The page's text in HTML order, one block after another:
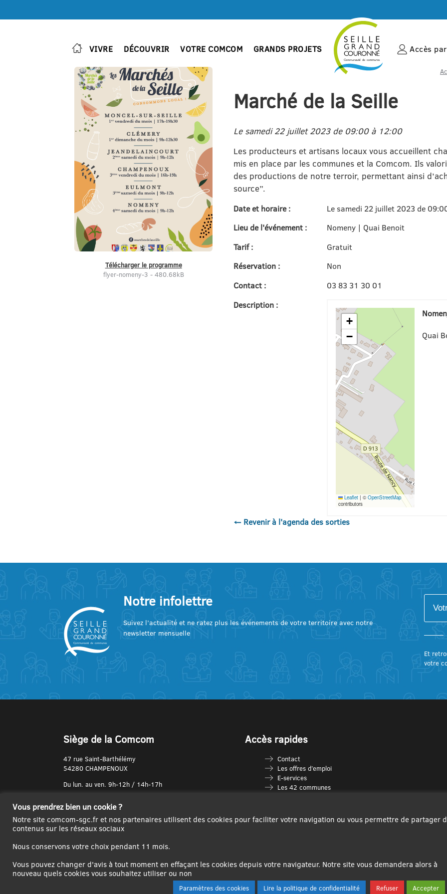
VIVRE DÉCOUVRIR VOTRE COMCOM GRANDS PROJETS Accès
Télécharger le programme
flyer-nomeny-3 - 480.68kB
Marché de la Seille
Le samedi 22 juillet 2023 de 09:00 à 12:00
Les producteurs et artisans locaux vous accueillent
mis en place par les communes et la Comcom. Ils
des productions de notre terroir, permettant ainsi
source”.
Date et horaire :
Le samedi 22 juillet 2023 de
Lieu de l'événement :
Nomeny | Quai Benoit
Tarif :
Gratuit
Réservation :
Non
Contact :
03 83 31 30 01
Description :
+
−
Leaflet | ©OpenStreetMap
contributors
Quai
← Revenir à l'agenda des sorties
Notre infolettre
Suivez l’actualité et ne ratez plus les événements de votre territoire avec notre
newsletter mensuelle
Et
votre
Siège de la Comcom
47 rue Saint-Barthélémy
54280 CHAMPENOUX
Du lun. au ven. 9h-12h / 14h-17h
03 83 31 74 37
Accès rapides
Contact
Les offres d’emploi
E-services
Les 42 communes
Espace France Services
Les séniors
Vous prendrez bien un cookie ?
Notre site comcom-sgc.fr et nos partenaires utilisent des cookies pour faciliter votre navigation ou vous permettre de partager
contenus sur les réseaux sociaux
Nous conservons votre choix pendant 11 mois.
Vous pouvez changer d'avis à tout moment en effaçant les cookies depuis votre navigateur. Notre site vous demandera alors à
nouveau quels cookies vous souhaitez utiliser ou non
Paramètres des cookies Lire la politique de confidentialité Refuser Accepter